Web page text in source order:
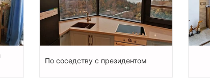
По соседству с президентом